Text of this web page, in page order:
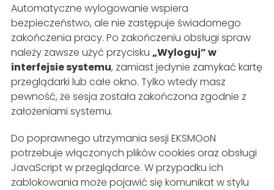
Automatyczne wylogowanie wspiera
bezpieczeństwo, ale nie zastępuje świadomego
zakończenia pracy. Po zakończeniu obsługi spraw
należy zawsze użyć przycisku „Wyloguj” w
interfejsie systemu, zamiast jedynie zamykać kartę
przeglądarki lub całe okno. Tylko wtedy masz
pewność, że sesja została zakończona zgodnie z
założeniami systemu.
Do poprawnego utrzymania sesji EKSMOoN
potrzebuje włączonych plików cookies oraz obsługi
JavaScript w przeglądarce. W przypadku ich
zablokowania może pojawić się komunikat w stylu